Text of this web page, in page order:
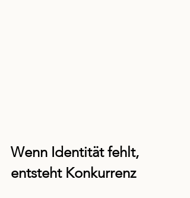
Wenn Identität fehlt,
entsteht Konkurrenz